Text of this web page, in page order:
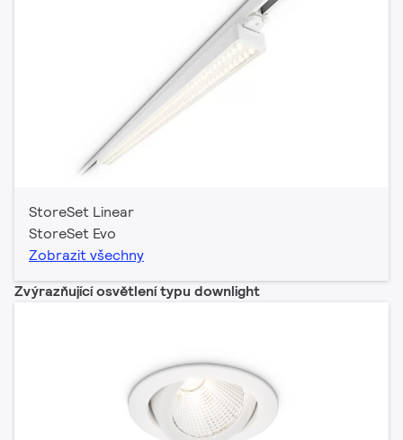
StoreSet Linear
StoreSet Evo
Zobrazit všechny
Zvýrazňující osvětlení typu downlight